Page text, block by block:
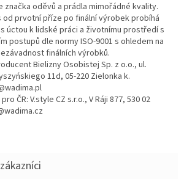
značka oděvů a prádla mimořádné kvality.
prvotní příze po finální výrobek probíhá
úctou k lidské práci a životnímu prostředí s
postupů dle normy ISO-9001 s ohledem na
finálních výrobků.
Bielizny Osobistej Sp. z o.o., ul.
11d, 05-220 Zielonka k.
ČR: V.style CZ s.r.o., V Ráji 877, 530 02